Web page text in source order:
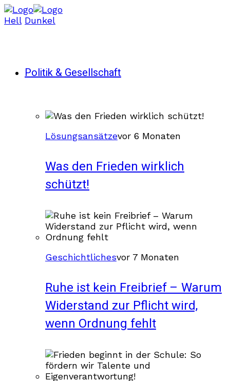
Hell Dunkel
Politik & Gesellschaft
Lösungsansätzevor 6 Monaten
Was den Frieden wirklich
schützt!
Geschichtlichesvor 7 Monaten
Ruhe ist kein Freibrief – Warum
Widerstand zur Pflicht wird,
wenn Ordnung fehlt